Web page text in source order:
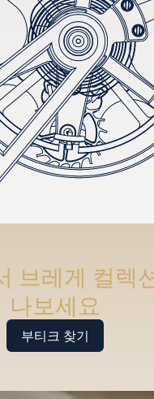
브레게 컬렉
나보세요
부티크 찾기